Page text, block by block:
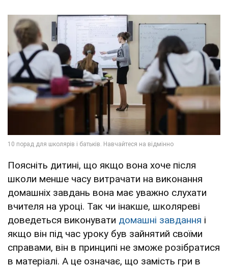
Поясніть дитині, що якщо вона хоче після
школи менше часу витрачати на виконання
домашніх завдань вона має уважно слухати
вчителя на уроці. Так чи інакше, школяреві
доведеться виконувати домашні завдання і
якщо він під час уроку був зайнятий своїми
справами, він в принципі не зможе розібратися
в матеріалі. А це означає, що замість гри в